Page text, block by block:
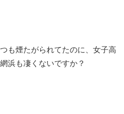
も煙たがられてたのに、女子高
浜も凄くないですか？